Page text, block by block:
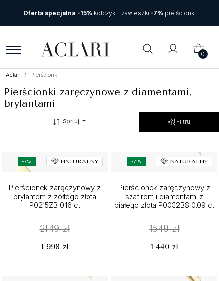
Oferta specjalna -15% kolczyki i zawieszki -7% pierścionki
0
Aclari Pierścionki
Pierścionki zaręczynowe z diamentami,
brylantami
Sortuj Filtruj
-7% NATURALNY
Pierścionek zaręczynowy z
brylantem z żółtego złota
P0215ZB 0.16 ct
2149 zł
1 998 zł
-7% NATURALNY
Pierścionek zaręczynowy z
szafirem i diamentami z
białego złota P0032BS 0.09 ct
1549 zł
1 440 zł